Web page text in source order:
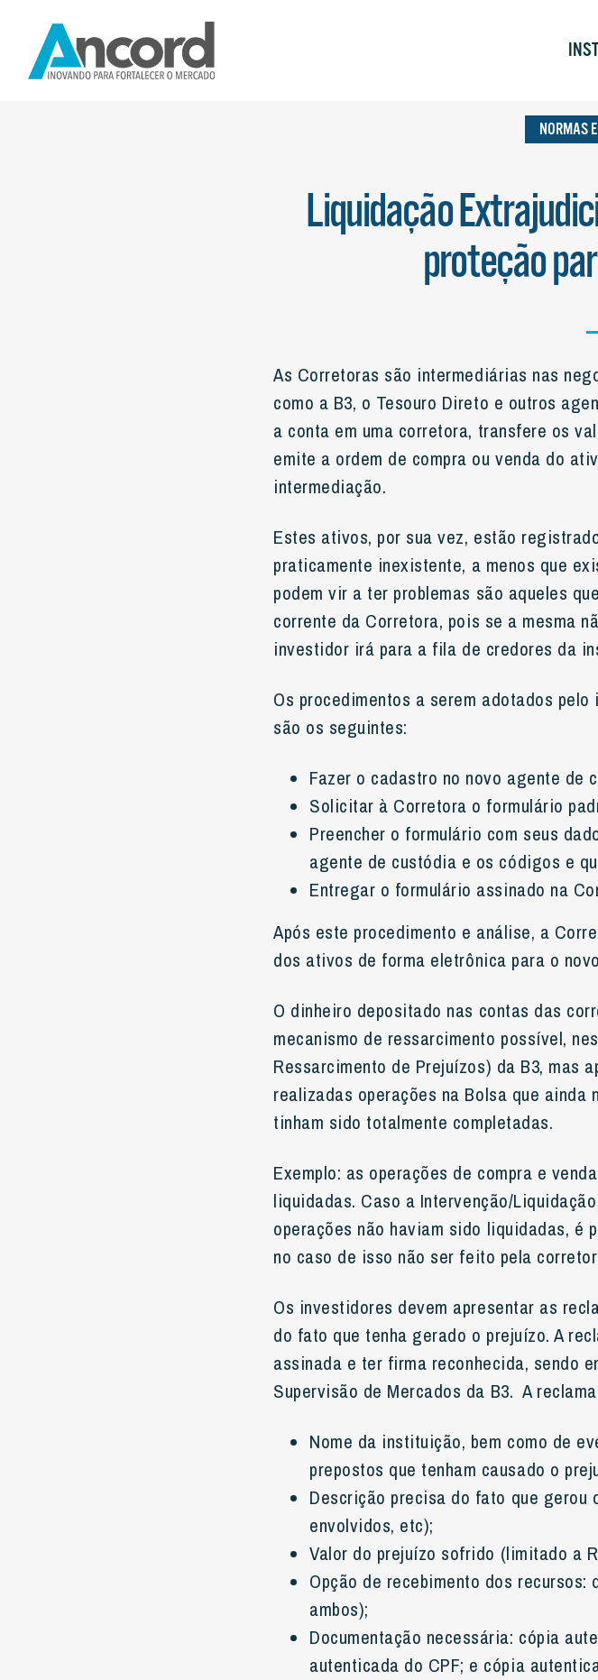
INSTITUCIONAL
NORMAS
Liquidação
proteção
As Corretoras são intermediárias nas
como a B3, o Tesouro Direto e outros
a conta em uma corretora, transfere os
emite a ordem de compra ou venda do
intermediação.
Estes ativos, por sua vez, estão
praticamente inexistente, a menos que
podem vir a ter problemas são aqueles
corrente da Corretora, pois se a mesma
investidor irá para a fila de credores da
Os procedimentos a serem adotados
são os seguintes:
Fazer o cadastro no novo agente de
Solicitar à Corretora o formulário
Preencher o formulário com seus
agente de custódia e os códigos e
Entregar o formulário assinado na
Após este procedimento e análise, a
dos ativos de forma eletrônica para o
O dinheiro depositado nas contas das
mecanismo de ressarcimento possível,
Ressarcimento de Prejuízos) da B3, mas
realizadas operações na Bolsa que
tinham sido totalmente completadas.
Exemplo: as operações de compra e
liquidadas. Caso a Intervenção/
operações não haviam sido liquidadas,
no caso de isso não ser feito pela
Os investidores devem apresentar as
do fato que tenha gerado o prejuízo. A
assinada e ter firma reconhecida, sendo
Supervisão de Mercados da B3. A
Nome da instituição, bem como de
prepostos que tenham causado o
Descrição precisa do fato que
envolvidos, etc);
Valor do prejuízo sofrido (limitado a
Opção de recebimento dos
ambos);
Documentação necessária: cópia
autenticada do CPF; e cópia